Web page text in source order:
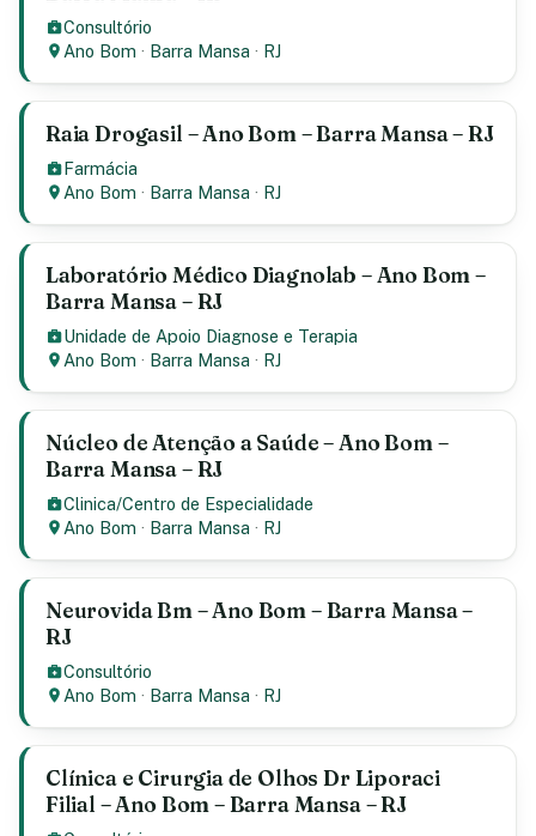
Consultório
Ano Bom · Barra Mansa · RJ
Raia Drogasil – Ano Bom – Barra Mansa – RJ
Farmácia
Ano Bom · Barra Mansa · RJ
Laboratório Médico Diagnolab – Ano Bom –
Barra Mansa – RJ
Unidade de Apoio Diagnose e Terapia
Ano Bom · Barra Mansa · RJ
Núcleo de Atenção a Saúde – Ano Bom –
Barra Mansa – RJ
Clinica/Centro de Especialidade
Ano Bom · Barra Mansa · RJ
Neurovida Bm – Ano Bom – Barra Mansa –
RJ
Consultório
Ano Bom · Barra Mansa · RJ
Clínica e Cirurgia de Olhos Dr Liporaci
Filial – Ano Bom – Barra Mansa – RJ